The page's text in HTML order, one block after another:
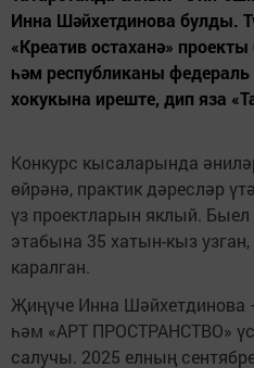
Инна Шәйхетдинова булды.
«Креатив остаханә»
һәм республиканы
хокукына иреште, дип яза
Конкурс кысаларында
өйрәнә, практик дәресләр
үз проектларын яклый. Быел
этабына 35 хатын-кыз
каралган.
Җиңүче Инна
һәм «АРТ ПРОСТРАНСТВО»
салучы. 2025 елның